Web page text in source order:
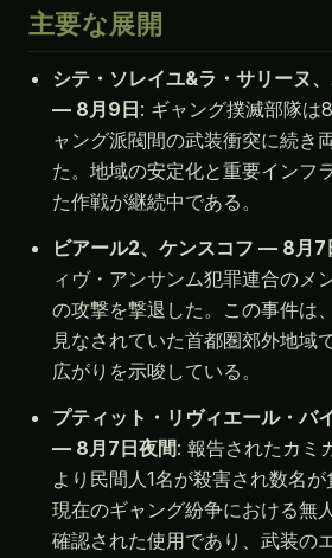
主要な展開
シテ・ソレイユ&ラ・サリーヌ
— 8月9日: ギャング撲滅部隊は
ャング派閥間の武装衝突に続き
た。地域の安定化と重要インフ
た作戦が継続中である。
ビアール2、ケンスコフ — 8月7
ィヴ・アンサンム犯罪連合のメ
の攻撃を撃退した。この事件は
見なされていた首都圏郊外地域
広がりを示唆している。
プティット・リヴィエール・バ
— 8月7日夜間: 報告されたカミ
より民間人1名が殺害され数名
現在のギャング紛争における無
確認された使用であり、武装の